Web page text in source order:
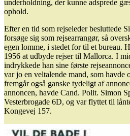
underholdning, der kunne adsprede
ophold.
Efter en tid som rejseleder besluttede
forsøge sig som rejsearrangør, så
egen lomme, i stedet for til et bureau.
1956 at udbyde rejser til Mallorca. I
indrykkede han sine første
var jo en veltalende mand, som havde
fremgår også ganske tydeligt af
annoncen, havde Cand. Polit. Simon
Vesterbrogade 6D, og var flyttet til
Kongevej 157.